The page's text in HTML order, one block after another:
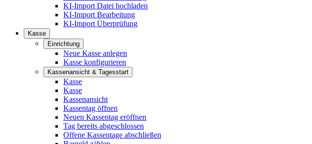
KI-Import Datei hochladen
KI-Import Bearbeitung
KI-Import Überprüfung
Kasse
Einrichtung
Neue Kasse anlegen
Kasse konfigurieren
Kassenansicht & Tagesstart
Kasse
Kasse
Kassenansicht
Kassentag öffnen
Neuen Kassentag eröffnen
Tag bereits abgeschlossen
Offene Kassentage abschließen